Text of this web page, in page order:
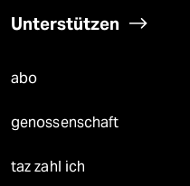
Unterstützen
abo
genossenschaft
taz zahl ich